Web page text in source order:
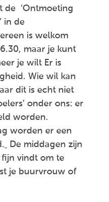
de ‘Ontmoeting
in de
is welkom
maar je kunt
je wilt Er is
Wie wil kan
dit is echt niet
onder ons: er
worden.
worden er een
De middagen zijn
vindt om te
je buurvrouw of